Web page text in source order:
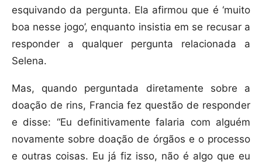
esquivando da pergunta. Ela afirmou que é ‘muito
boa nesse jogo’, enquanto insistia em se recusar a
responder a qualquer pergunta relacionada a
Selena.
Mas, quando perguntada diretamente sobre a
doação de rins, Francia fez questão de responder
e disse: “Eu definitivamente falaria com alguém
novamente sobre doação de órgãos e o processo
e outras coisas. Eu já fiz isso, não é algo que eu